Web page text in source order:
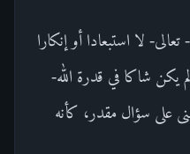
لا استبعادا أو إنكارا
يكن شاكا في قدرة الله-
على سؤال مقدر، كأنه